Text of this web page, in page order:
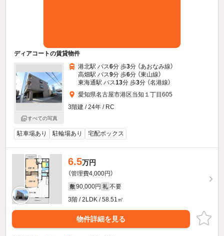
ディアコートの賃貸物件
すべての写真
港北駅 バス6分 歩3分 （あおなみ線）
高畑駅 バス9分 歩6分 （東山線）
東海通駅 バス13分 歩3分 （名港線）
愛知県名古屋市港区当知１丁目605
3階建 / 24年 / RC
駐車場あり 駐輪場あり 宅配ボックス
6.5万円
（管理費4,000円）
敷 90,000円 礼 不要
3階 / 2LDK / 58.51㎡
物件詳細を見る